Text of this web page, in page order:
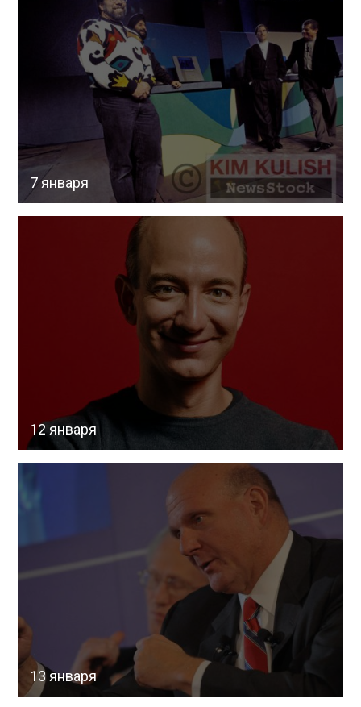
7 января
12 января
13 января